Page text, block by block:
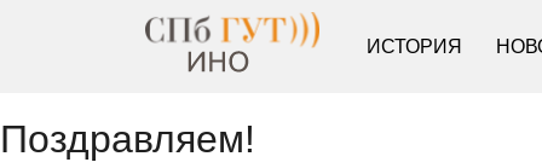
ИСТОРИЯ
Поздравляем!